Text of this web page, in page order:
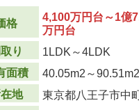
格
4,100万円台～1億
万円台
り
1LDK～4LDK
面積
40.05m2 ～90.51m2
地
東京都八王子市中